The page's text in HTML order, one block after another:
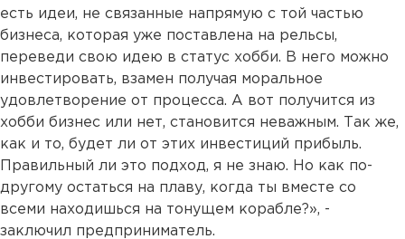
есть идеи, не связанные напрямую с той частью
бизнеса, которая уже поставлена на рельсы,
переведи свою идею в статус хобби. В него можно
инвестировать, взамен получая моральное
удовлетворение от процесса. А вот получится из
хобби бизнес или нет, становится неважным. Так же,
как и то, будет ли от этих инвестиций прибыль.
Правильный ли это подход, я не знаю. Но как по-
другому остаться на плаву, когда ты вместе со
всеми находишься на тонущем корабле?», -
заключил предприниматель.